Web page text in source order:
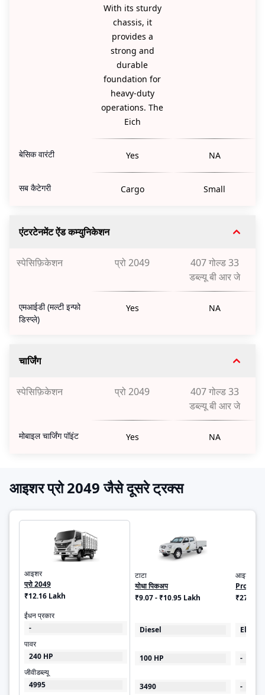
With its sturdy
chassis, it
provides a
strong and
durable
foundation for
heavy-duty
operations. The
Eich
बेसिक वारंटी Yes NA
सब कैटेगरी Cargo Small
एंटरटेनमेंट ऐंड कम्युनिकेशन
स्पेसिफ़िकेशन प्रो 2049
407 गोल्ड 33
डब्ल्यू बी आर जे
एमआईडी (मल्टी इन्फो
डिस्प्ले)
Yes NA
चार्जिंग
स्पेसिफ़िकेशन प्रो 2049
407 गोल्ड 33
डब्ल्यू बी आर जे
मोबाइल चार्जिंग पॉइंट Yes NA
आइशर प्रो 2049 जैसे दूसरे ट्रक्स
आइशर
प्रो 2049
₹12.16 Lakh
ईंधन प्रकार
-
पावर
240 HP
जीवीडब्ल्यू
4995
टाटा
योधा पिकअप
₹9.07 - ₹10.95 Lakh
Diesel
100 HP
3490
आइशर
Pro
₹27.00 -
-
-